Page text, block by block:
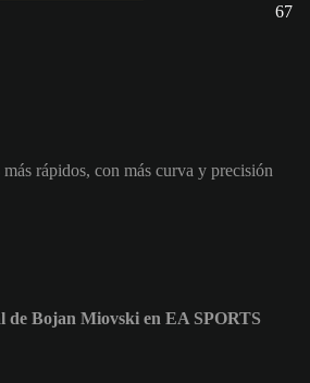
67
rápidos, con más curva y precisión
de Bojan Miovski en EA SPORTS